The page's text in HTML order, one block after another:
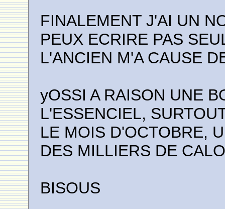
FINALEMENT J'AI UN
PEUX ECRIRE PAS
L'ANCIEN M'A CAUSE
yOSSI A RAISON UNE
L'ESSENCIEL,
LE MOIS D'OCTOBRE,
DES MILLIERS DE
BISOUS